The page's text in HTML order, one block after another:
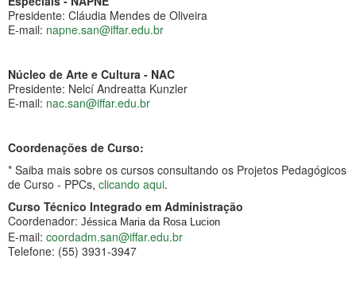
Presidente: Cláudia Mendes de Oliveira
E-mail: napne.san@iffar.edu.br
Núcleo de Arte e Cultura - NAC
Presidente: Nelcí Andreatta Kunzler
E-mail: nac.san@iffar.edu.br
Coordenações de Curso:
* Saiba mais sobre os cursos consultando os Projetos Pedagógicos
de Curso - PPCs, clicando aqui.
Curso Técnico Integrado em Administração
Coordenador: Jéssica Maria da Rosa Lucion
E-mail: coordadm.san@iffar.edu.br
Telefone: (55) 3931-3947